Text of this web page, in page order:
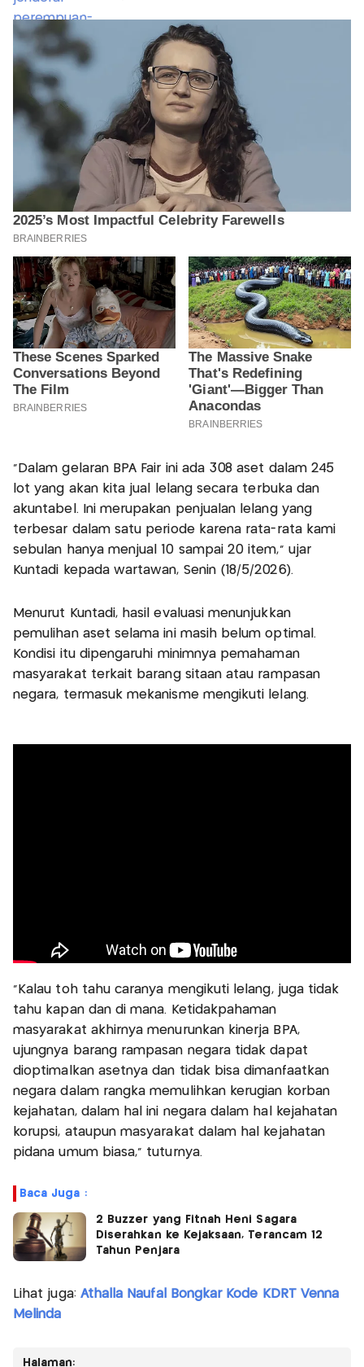
"Dalam gelaran BPA Fair ini ada 308 aset dalam 245
lot yang akan kita jual lelang secara terbuka dan
akuntabel. Ini merupakan penjualan lelang yang
terbesar dalam satu periode karena rata-rata kami
sebulan hanya menjual 10 sampai 20 item," ujar
Kuntadi kepada wartawan, Senin (18/5/2026).
Menurut Kuntadi, hasil evaluasi menunjukkan
pemulihan aset selama ini masih belum optimal.
Kondisi itu dipengaruhi minimnya pemahaman
masyarakat terkait barang sitaan atau rampasan
negara, termasuk mekanisme mengikuti lelang.
"Kalau toh tahu caranya mengikuti lelang, juga tidak
tahu kapan dan di mana. Ketidakpahaman
masyarakat akhirnya menurunkan kinerja BPA,
ujungnya barang rampasan negara tidak dapat
dioptimalkan asetnya dan tidak bisa dimanfaatkan
negara dalam rangka memulihkan kerugian korban
kejahatan, dalam hal ini negara dalam hal kejahatan
korupsi, ataupun masyarakat dalam hal kejahatan
pidana umum biasa," tuturnya.
Baca Juga :
2 Buzzer yang Fitnah Heni Sagara
Diserahkan ke Kejaksaan, Terancam 12
Tahun Penjara
Lihat juga: Athalla Naufal Bongkar Kode KDRT Venna
Melinda
Halaman: